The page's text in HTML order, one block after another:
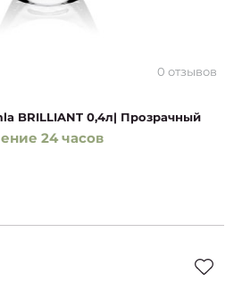
0 отзывов
BRILLIANT 0,4л| Прозрачный
24 часов